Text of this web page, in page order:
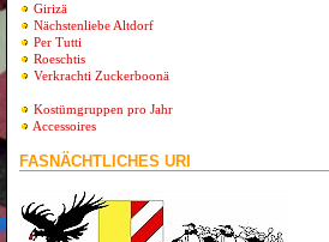
Girizä
Nächstenliebe Altdorf
Per Tutti
Roeschtis
Verkrachti Zuckerboonä
Kostümgruppen pro Jahr
Accessoires
FASNÄCHTLICHES URI